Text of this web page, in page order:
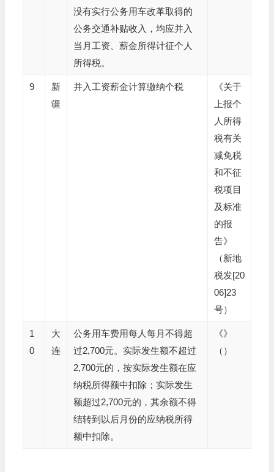
没有实行公务用车改革取得的
公务交通补贴收入，均应并入
当月工资、薪金所得计征个人
所得税。
9
新
疆
并入工资薪金计算缴纳个税
《关于
上报个
人所得
税有关
减免税
和不征
税项目
及标准
的报
告》
（新地
税发[20
06]23
号）
1
0
大
连
公务用车费用每人每月不得超
过2,700元。实际发生额不超过
2,700元的，按实际发生额在应
纳税所得额中扣除；实际发生
额超过2,700元的，其余额不得
结转到以后月份的应纳税所得
额中扣除。
《》
（）